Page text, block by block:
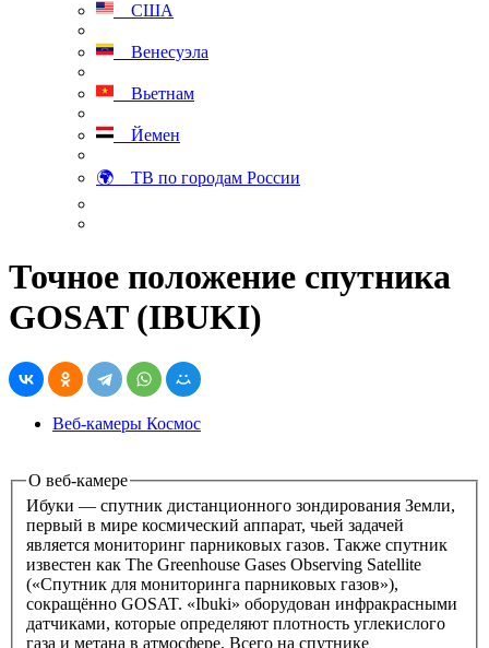
США
Венесуэла
Вьетнам
Йемен
🌍 ТВ по городам России
Точное положение спутника
GOSAT (IBUKI)
Веб-камеры Космос
О веб-камере
Ибуки — спутник дистанционного зондирования Земли,
первый в мире космический аппарат, чьей задачей
является мониторинг парниковых газов. Также спутник
известен как The Greenhouse Gases Observing Satellite
(«Спутник для мониторинга парниковых газов»),
сокращённо GOSAT. «Ibuki» оборудован инфракрасными
датчиками, которые определяют плотность углекислого
газа и метана в атмосфере. Всего на спутнике